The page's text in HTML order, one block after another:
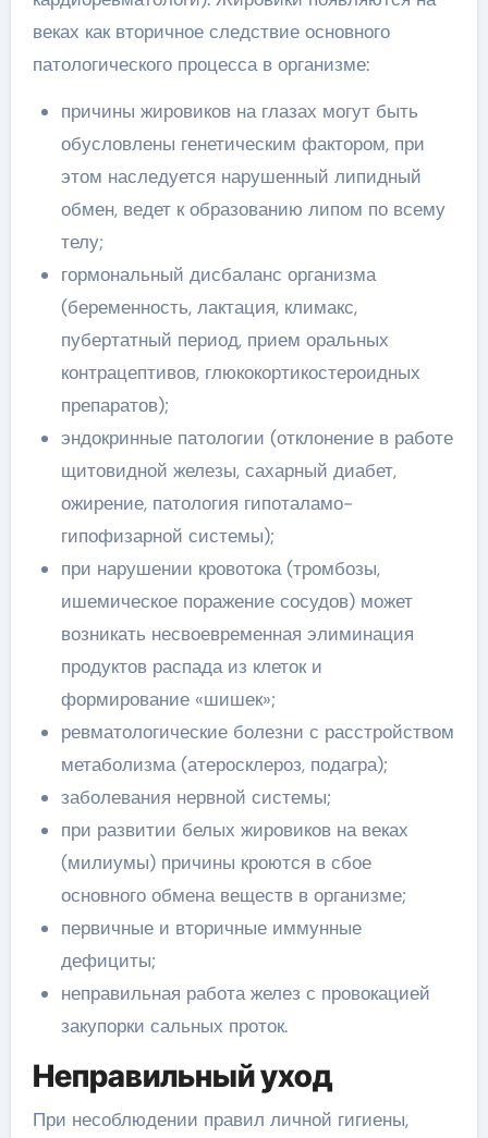
веках как вторичное следствие основного
патологического процесса в организме:
причины жировиков на глазах могут быть
обусловлены генетическим фактором, при
этом наследуется нарушенный липидный
обмен, ведет к образованию липом по всему
телу;
гормональный дисбаланс организма
(беременность, лактация, климакс,
пубертатный период, прием оральных
контрацептивов, глюкокортикостероидных
препаратов);
эндокринные патологии (отклонение в работе
щитовидной железы, сахарный диабет,
ожирение, патология гипоталамо-
гипофизарной системы);
при нарушении кровотока (тромбозы,
ишемическое поражение сосудов) может
возникать несвоевременная элиминация
продуктов распада из клеток и
формирование «шишек»;
ревматологические болезни с расстройством
метаболизма (атеросклероз, подагра);
заболевания нервной системы;
при развитии белых жировиков на веках
(милиумы) причины кроются в сбое
основного обмена веществ в организме;
первичные и вторичные иммунные
дефициты;
неправильная работа желез с провокацией
закупорки сальных проток.
Неправильный уход
При несоблюдении правил личной гигиены,